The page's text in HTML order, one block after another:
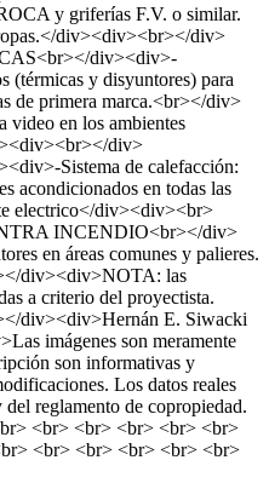
y griferías F.V. o similar.
div><div><br></div>
div><div>-
(térmicas y disyuntores) para
de primera marca.<br></div>
video en los ambientes
div>
Sistema de calefacción:
acondicionados en todas las
electrico</div><div><br>
INCENDIO<br></div>
en áreas comunes y palieres.
div><div>NOTA: las
a criterio del proyectista.
div><div>Hernán E. Siwacki
imágenes son meramente
son informativas y
Los datos reales
reglamento de copropiedad.
<br> <br> <br> <br> <br>
<br> <br> <br> <br> <br>